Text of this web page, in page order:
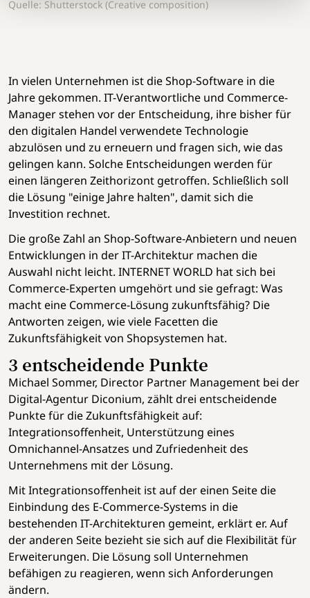
Quelle: Shutterstock (Creative composition)
In vielen Unternehmen ist die Shop-Software in die
Jahre gekommen. IT-Verantwortliche und Commerce-
Manager stehen vor der Entscheidung, ihre bisher für
den digitalen Handel verwendete Technologie
abzulösen und zu erneuern und fragen sich, wie das
gelingen kann. Solche Entscheidungen werden für
einen längeren Zeithorizont getroffen. Schließlich soll
die Lösung "einige Jahre halten", damit sich die
Investition rechnet.
Die große Zahl an Shop-Software-Anbietern und neuen
Entwicklungen in der IT-Architektur machen die
Auswahl nicht leicht. INTERNET WORLD hat sich bei
Commerce-Experten umgehört und sie gefragt: Was
macht eine Commerce-Lösung zukunftsfähig? Die
Antworten zeigen, wie viele Facetten die
Zukunftsfähigkeit von Shopsystemen hat.
3 entscheidende Punkte
Michael Sommer, Director Partner Management bei der
Digital-Agentur Diconium, zählt drei entscheidende
Punkte für die Zukunftsfähigkeit auf:
Integrationsoffenheit, Unterstützung eines
Omnichannel-Ansatzes und Zufriedenheit des
Unternehmens mit der Lösung.
Mit Integrationsoffenheit ist auf der einen Seite die
Einbindung des E-Commerce-Systems in die
bestehenden IT-Architekturen gemeint, erklärt er. Auf
der anderen Seite bezieht sie sich auf die Flexibilität für
Erweiterungen. Die Lösung soll Unternehmen
befähigen zu reagieren, wenn sich Anforderungen
ändern.